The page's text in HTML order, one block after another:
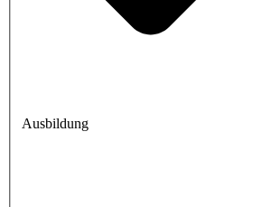
Ausbildung